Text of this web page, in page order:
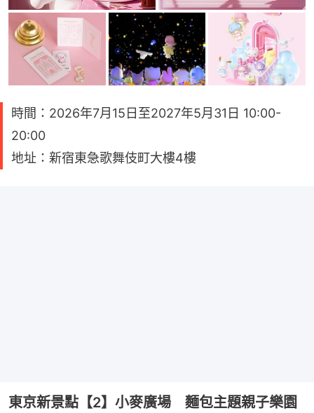
時間：2026年7月15日至2027年5月31日 10:00-
20:00
地址：新宿東急歌舞伎町大樓4樓
東京新景點【2】小麥廣場 麵包主題親子樂園